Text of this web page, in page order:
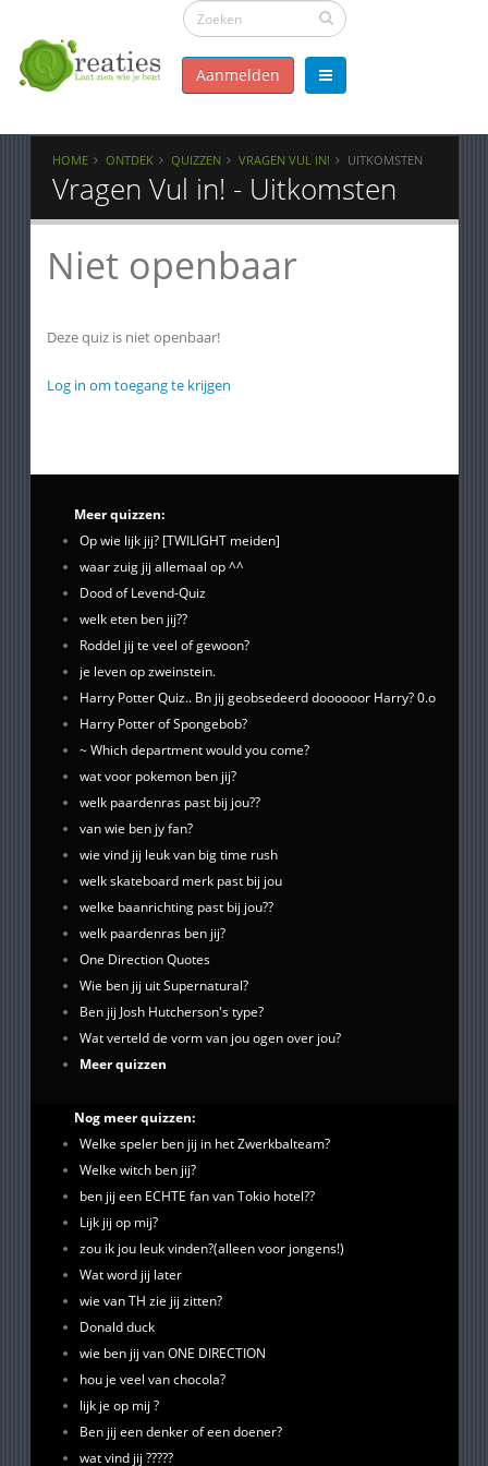
Aanmelden
HOME ONTDEK QUIZZEN VRAGEN VUL IN! UITKOMSTEN
Vragen Vul in! - Uitkomsten
Niet openbaar
Deze quiz is niet openbaar!
Log in om toegang te krijgen
Meer quizzen:
Op wie lijk jij? [TWILIGHT meiden]
waar zuig jij allemaal op ^^
Dood of Levend-Quiz
welk eten ben jij??
Roddel jij te veel of gewoon?
je leven op zweinstein.
Harry Potter Quiz.. Bn jij geobsedeerd doooooor Harry? 0.o
Harry Potter of Spongebob?
~ Which department would you come?
wat voor pokemon ben jij?
welk paardenras past bij jou??
van wie ben jy fan?
wie vind jij leuk van big time rush
welk skateboard merk past bij jou
welke baanrichting past bij jou??
welk paardenras ben jij?
One Direction Quotes
Wie ben jij uit Supernatural?
Ben jij Josh Hutcherson's type?
Wat verteld de vorm van jou ogen over jou?
Meer quizzen
Nog meer quizzen:
Welke speler ben jij in het Zwerkbalteam?
Welke witch ben jij?
ben jij een ECHTE fan van Tokio hotel??
Lijk jij op mij?
zou ik jou leuk vinden?(alleen voor jongens!)
Wat word jij later
wie van TH zie jij zitten?
Donald duck
wie ben jij van ONE DIRECTION
hou je veel van chocola?
lijk je op mij ?
Ben jij een denker of een doener?
wat vind jij ?????